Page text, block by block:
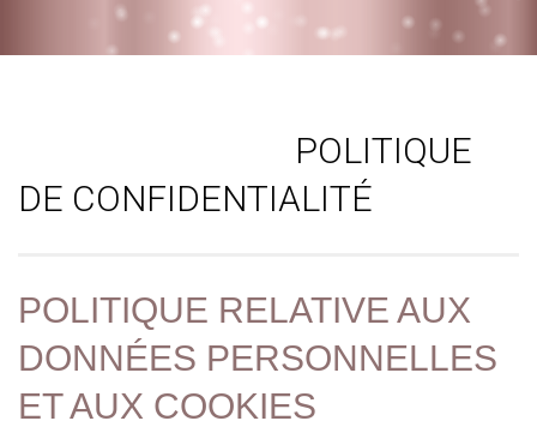
POLITIQUE
DE CONFIDENTIALITÉ
POLITIQUE RELATIVE AUX
DONNÉES PERSONNELLES
ET AUX COOKIES